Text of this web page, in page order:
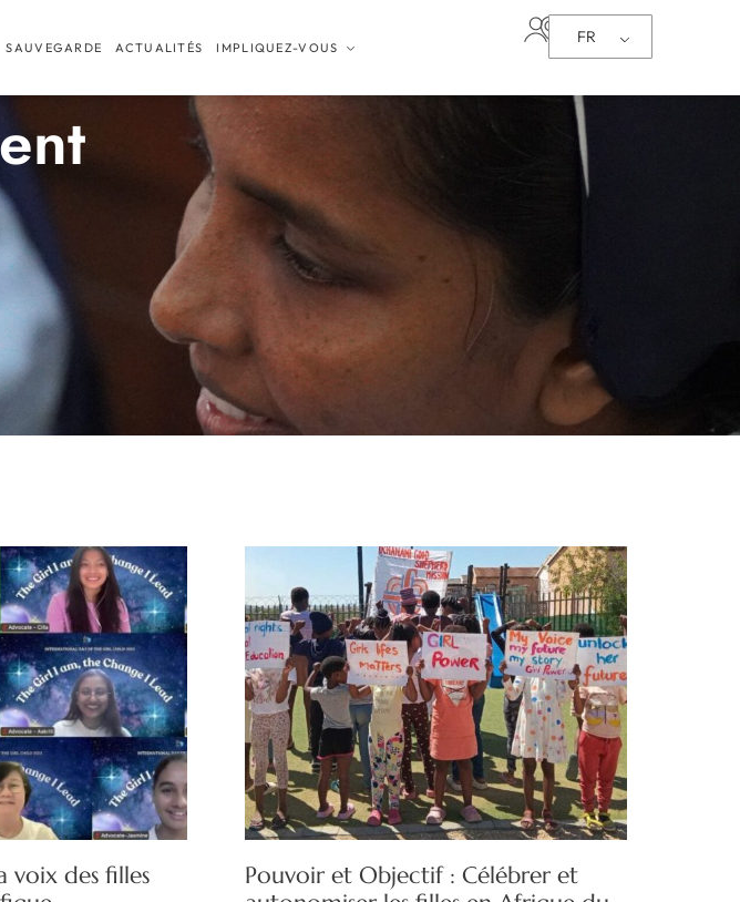
SAUVEGARDE ACTUALITÉS IMPLIQUEZ-VOUS
FR
voix des filles
Pouvoir et Objectif : Célébrer et